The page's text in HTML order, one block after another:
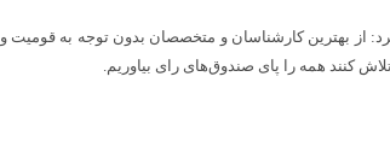
از بهترین کارشناسان و متخصصان بدون توجه به قومیت و
کنند همه را پای صندوق‌های رای بیاوریم.